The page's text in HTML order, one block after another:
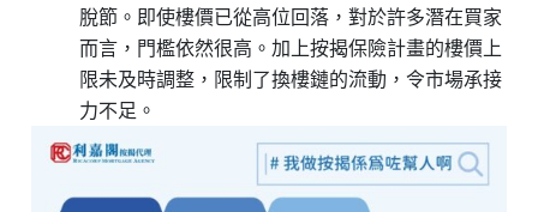
脫節。即使樓價已從高位回落，對於許多潛在買家
而言，門檻依然很高。加上按揭保險計畫的樓價上
限未及時調整，限制了換樓鏈的流動，令市場承接
力不足。